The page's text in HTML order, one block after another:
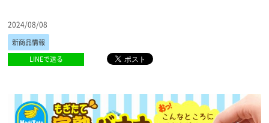
2024/08/08
新商品情報
LINEで送る